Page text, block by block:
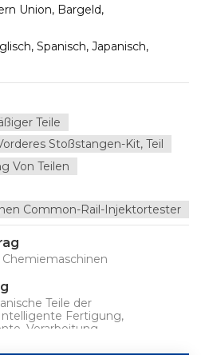
Union, Bargeld,
Spanisch, Japanisch,
Teile
Stoßstangen-Kit, Teil
Von Teilen
Common-Rail-Injektortester
Teile der
Fertigung,
Verarbeitung